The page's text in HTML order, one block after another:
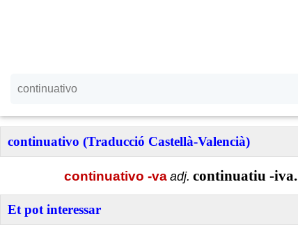
continuativo (Traducció Castellà-Valencià)
continuativo -va adj. continuatiu -iva.
Et pot interessar